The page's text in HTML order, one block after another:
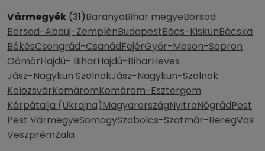
Vármegyék (31)BaranyaBihar megyeBorsod
Borsod-Abaúj-ZemplénBudapestBács-KiskunBácska
BékésCsongrád-CsanádFejérGyőr-Moson-Sopron
GömörHajdú- BiharHajdú-BiharHeves
Jász-Nagykun SzolnokJász-Nagykun-Szolnok
KolozsvárKomáromKomárom-Esztergom
Kárpátalja (Ukrajna)MagyarországNyitraNógrádPest
Pest VármegyeSomogySzabolcs-Szatmár-BeregVas
VeszprémZala